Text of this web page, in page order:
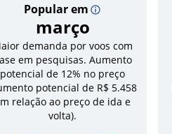
Popular em
março
demanda por voos com
em pesquisas. Aumento
potencial de 12% no preço
potencial de R$ 5.458
relação ao preço de ida e
volta).